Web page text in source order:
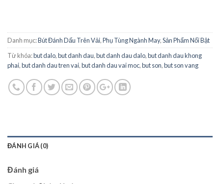
Danh mục:Bút Đánh Dấu Trên Vải,Phụ Tùng Ngành May,Sản Phẩm Nổi Bật
Từ khóa:but dalo,but danh dau,but danh dau dalo,but danh dau khong
phai,but danh dau tren vai,but danh dau vai moc,but son,but son vang
ĐÁNH GIÁ (0)
Đánh giá